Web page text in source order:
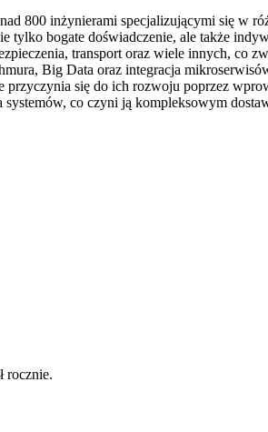
800 inżynierami specjalizującymi się w
bogate doświadczenie, ale także
transport oraz wiele innych, co
Big Data oraz integracja
przyczynia się do ich rozwoju poprzez
co czyni ją kompleksowym
rocznie.